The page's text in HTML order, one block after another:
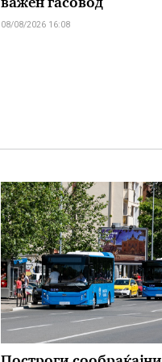
важен гасовод
08/08/2026 16:08